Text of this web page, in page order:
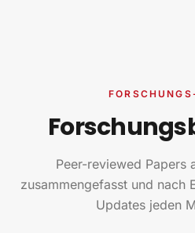
Peer-reviewed Papers
zusammengefasst und nach
Updates jeden